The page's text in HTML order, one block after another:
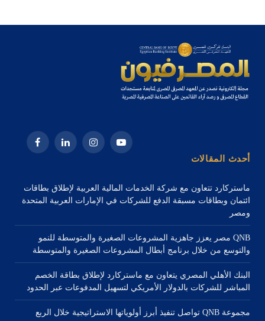
يوتيوب الانستغراملينكدإن فيسبوك
أحدث المقالات
ماستركارد تتعاون مع شركة الخدمات المالية العربية لإطلاق بطاقات
ائتمان وبطاقات مسبقة الدفع للشركات في الإمارات العربية المتحدة
ومصر
QNB مصر يعزز جاهزية المشروعات الصغيرة والمتوسطة للنمو
والتوسع من خلال برنامج أبطال المشروعات الصغيرة والمتوسطة
البنك الأهلي المصري يتعاون مع ماستركارد لإطلاق بطاقة الخصم
المباشر للشركات بالدولار الأمريكي لتسهيل المدفوعات عبر الحدود
مجموعة QNB تواصل تنفيذ أبرز أولوياتها الاستراتيجية خلال الربع